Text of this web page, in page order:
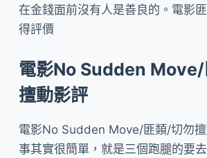
在金錢面前沒有人是善良的。電影
得評價
電影No Sudden
擅動影評
電影No Sudden Move/匪類/切勿
事其實很簡單，就是三個跑腿的要